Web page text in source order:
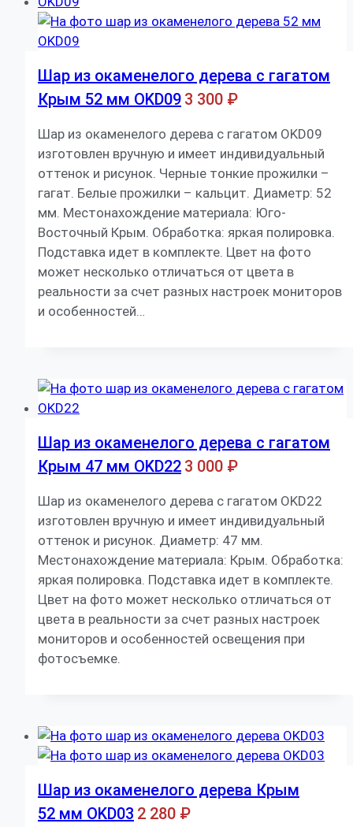
Шар из окаменелого дерева с гагатом
Крым 52 мм OKD09 3 300 ₽
Шар из окаменелого дерева с гагатом OKD09
изготовлен вручную и имеет индивидуальный
оттенок и рисунок. Черные тонкие прожилки –
гагат. Белые прожилки – кальцит. Диаметр: 52
мм. Местонахождение материала: Юго-
Восточный Крым. Обработка: яркая полировка.
Подставка идет в комплекте. Цвет на фото
может несколько отличаться от цвета в
реальности за счет разных настроек мониторов
и особенностей…
Шар из окаменелого дерева с гагатом
Крым 47 мм OKD22 3 000 ₽
Шар из окаменелого дерева с гагатом OKD22
изготовлен вручную и имеет индивидуальный
оттенок и рисунок. Диаметр: 47 мм.
Местонахождение материала: Крым. Обработка:
яркая полировка. Подставка идет в комплекте.
Цвет на фото может несколько отличаться от
цвета в реальности за счет разных настроек
мониторов и особенностей освещения при
фотосъемке.
Шар из окаменелого дерева Крым
52 мм OKD03 2 280 ₽